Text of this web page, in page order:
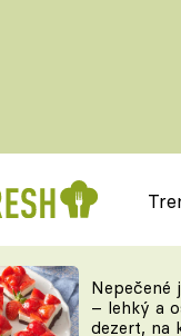
TEĎ
Nepečené
– lehký a
dezert, na